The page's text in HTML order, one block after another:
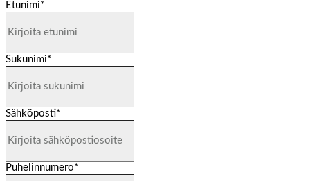
Etunimi*
Sukunimi*
Sähköposti*
Puhelinnumero*